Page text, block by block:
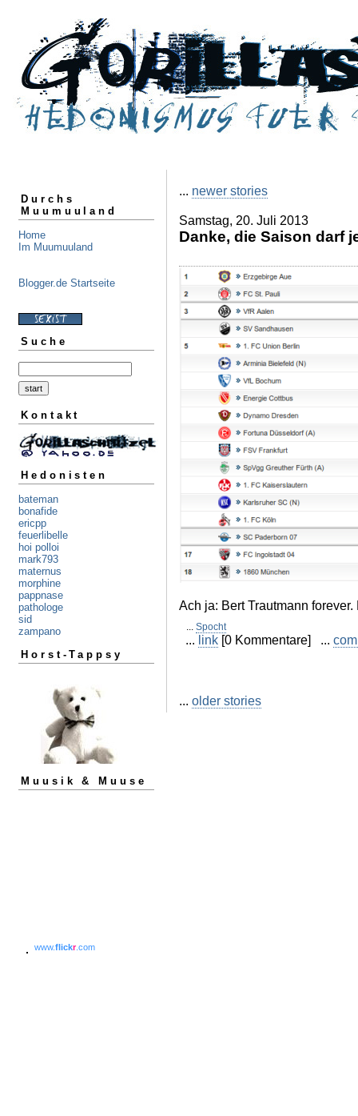
Durchs
Muumuuland
Home
Im Muumuuland
Blogger.de Startseite
Suche
Kontakt
Hedonisten
bateman
bonafide
ericpp
feuerlibelle
hoi polloi
mark793
maternus
morphine
pappnase
pathologe
sid
zampano
Horst-Tappsy
Muusik & Muuse
www.flickr.com
... newer stories
Samstag, 20. Juli 2013
Danke, die Saison darf
Ach ja: Bert Trautmann
... Spocht
... link [0 Kommentare] ...
... older stories